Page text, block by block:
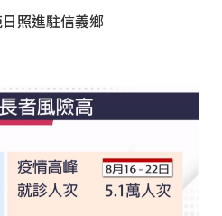
照進駐信義鄉